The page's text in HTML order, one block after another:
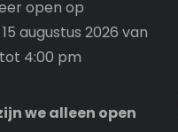
open op
augustus 2026 van
4:00 pm
we alleen open